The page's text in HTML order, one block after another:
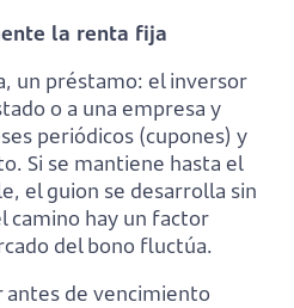
la renta fija
un préstamo: el inversor
o a una empresa y
periódicos (cupones) y
Si se mantiene hasta el
el guion se desarrolla sin
camino hay un factor
del bono fluctúa.
antes de vencimiento